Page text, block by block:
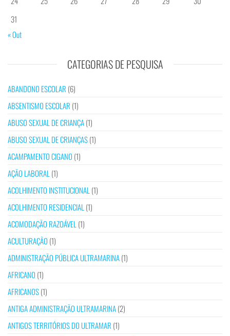
31
« Out
CATEGORIAS DE PESQUISA
ABANDONO ESCOLAR (6)
ABSENTISMO ESCOLAR (1)
ABUSO SEXUAL DE CRIANÇA(1)
ABUSO SEXUAL DE CRIANÇAS(1)
ACAMPAMENTO CIGANO (1)
AÇÃO LABORAL (1)
ACOLHIMENTO INSTITUCIONAL (1)
ACOLHIMENTO RESIDENCIAL (1)
ACOMODAÇÃO RAZOÁVEL (1)
ACULTURAÇÃO (1)
ADMINISTRAÇÃO PÚBLICA ULTRAMARINA(1)
AFRICANO (1)
AFRICANOS(1)
ANTIGA ADMINISTRAÇÃO ULTRAMARINA(2)
ANTIGOS TERRITÓRIOS DO ULTRAMAR (1)